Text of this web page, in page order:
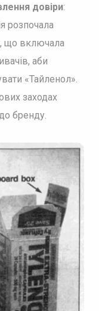
довіри:
розпочала
що включала
аби
«Тайленол».
заходах
бренду.